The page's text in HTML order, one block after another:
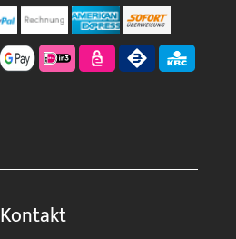
Kontakt